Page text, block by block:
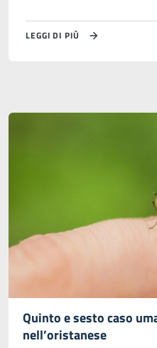
LEGGI DI PIÙ
Quinto e sesto caso
nell’oristanese